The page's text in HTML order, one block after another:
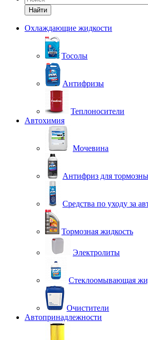
Найти
Охлаждающие жидкости
Тосолы
Антифризы
Теплоносители
Автохимия
Мочевина
Антифриз для
Средства по уходу за
Тормозная жидкость
Электролиты
Стеклоомывающая
Очистители
Автопринадлежности